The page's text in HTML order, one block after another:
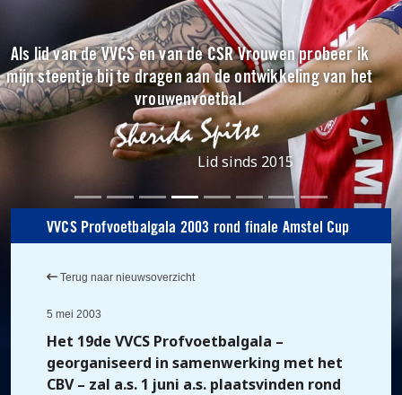
Als lid van de VVCS en van de CSR Vrouwen probeer ik
mijn steentje bij te dragen aan de ontwikkeling van het
vrouwenvoetbal.
Lid sinds 2015
VVCS Profvoetbalgala 2003 rond finale Amstel Cup
Terug naar nieuwsoverzicht
5 mei 2003
Het 19de VVCS Profvoetbalgala –
georganiseerd in samenwerking met het
CBV – zal a.s. 1 juni a.s. plaatsvinden rond